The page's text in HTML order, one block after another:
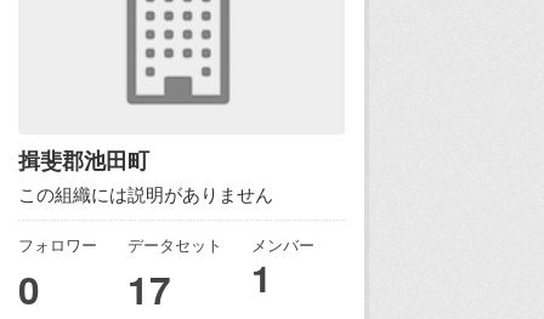
揖斐郡池田町
この組織には説明がありません
フォロワー
0
データセット
17
メンバー
1